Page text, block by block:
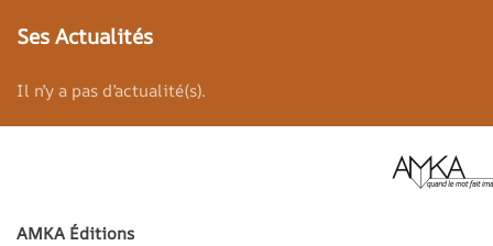
Ses Actualités
Il n’y a pas d’actualité(s).
AMKA Éditions